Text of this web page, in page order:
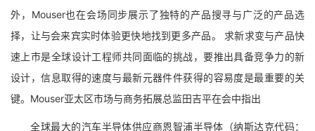
外，Mouser也在会场同步展示了独特的产品搜寻与广泛的产品选
择，让与会来宾实时体验更快地找到更多产品。 求新求变与产品快
速上市是全球设计工程师共同面临的挑战，要推出具备竞争力的新
设计，信息取得的速度与最新元器件件获得的容易度是最重要的关
键。Mouser亚太区市场与商务拓展总监田吉平在会中指出
全球最大的汽车半导体供应商恩智浦半导体（纳斯达克代码：